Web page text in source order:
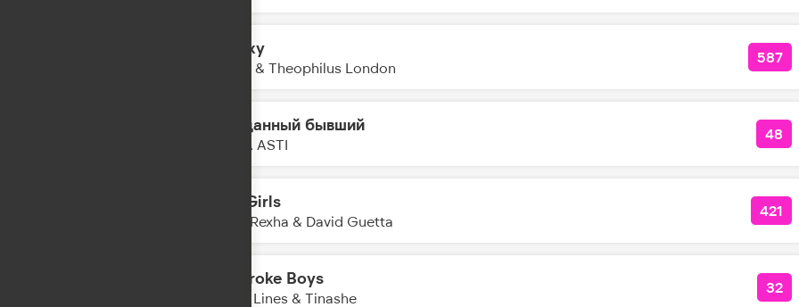
Galaxy
Kungs & Theophilus London
587
Преданный бывший
ANNA ASTI
48
Sad Girls
Bebe Rexha & David Guetta
421
No Broke Boys
Disco Lines & Tinashe
32